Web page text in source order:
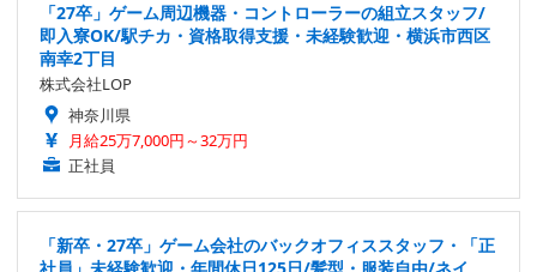
「27卒」ゲーム周辺機器・コントローラーの組立スタッフ/
即入寮OK/駅チカ・資格取得支援・未経験歓迎・横浜市西区
南幸2丁目
株式会社LOP
神奈川県
月給25万7,000円～32万円
正社員
「新卒・27卒」ゲーム会社のバックオフィススタッフ・「正